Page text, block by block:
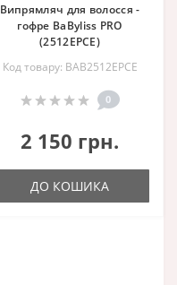
Випрямляч для волосся -
гофре BaByliss PRO
(2512EPCE)
Код товару: BAB2512EPCE
0
2 150 грн.
ДО КОШИКА